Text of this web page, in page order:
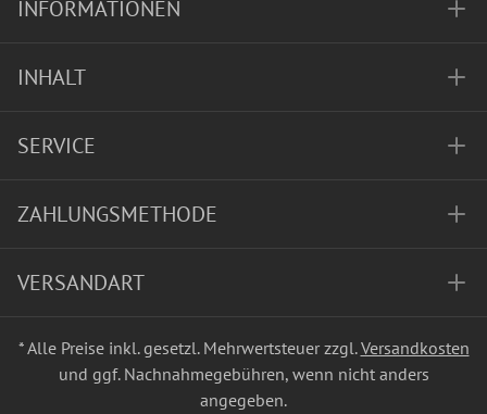
INFORMATIONEN
INHALT
SERVICE
ZAHLUNGSMETHODE
VERSANDART
* Alle Preise inkl. gesetzl. Mehrwertsteuer zzgl.Versandkosten
und ggf. Nachnahmegebühren, wenn nicht anders
angegeben.